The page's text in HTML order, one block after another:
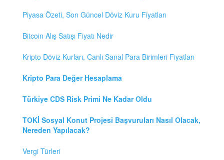
Piyasa Özeti, Son Güncel Döviz Kuru Fiyatları
Bitcoin Alış Satışı Fiyatı Nedir
Kripto Döviz Kurları, Canlı Sanal Para Birimleri Fiyatları
Kripto Para Değer Hesaplama
Türkiye CDS Risk Primi Ne Kadar Oldu
TOKİ Sosyal Konut Projesi Başvuruları Nasıl Olacak,
Nereden Yapılacak?
Vergi Türleri